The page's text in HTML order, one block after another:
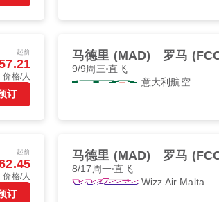
起价
价格/人
订
马德里 (MAD) 罗马
9/9周三 直飞
意大利航空
起价
价格/人
订
马德里 (MAD) 罗马
8/17周一直飞
Wizz Air Malta